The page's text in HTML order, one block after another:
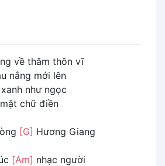
về thăm thôn vĩ
nắng mới lên
như ngọc
chữ điền
[G] Hương Giang
[Am] nhạc người